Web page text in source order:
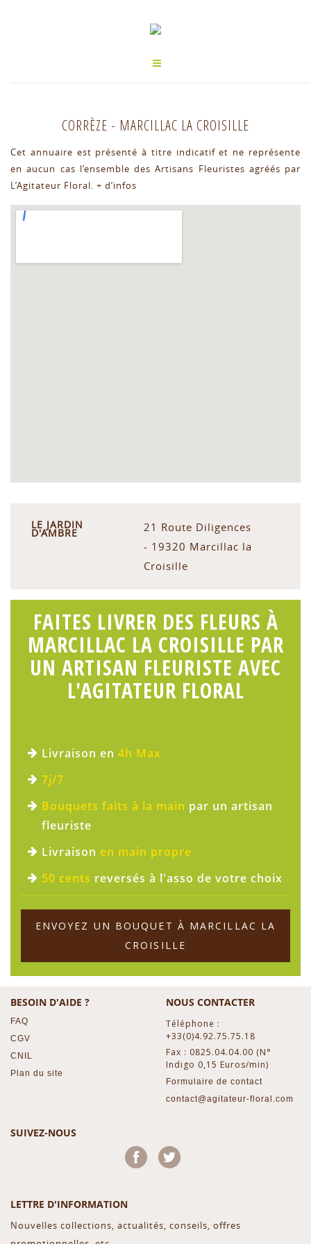
CORRÈZE - MARCILLAC LA CROISILLE
Cet annuaire est présenté à titre indicatif et ne représente
en aucun cas l’ensemble des Artisans Fleuristes agréés par
L’Agitateur Floral. + d’infos
LE JARDIN
D'AMBRE
21 Route Diligences
- 19320 Marcillac la
Croisille
FAITES LIVRER DES FLEURS À
MARCILLAC LA CROISILLE PAR
UN ARTISAN FLEURISTE AVEC
L'AGITATEUR FLORAL
Livraison en 4h Max
7j/7
Bouquets faits à la main par un artisan
fleuriste
Livraison en main propre
50 cents reversés à l'asso de votre choix
ENVOYEZ UN BOUQUET À MARCILLAC LA
CROISILLE
BESOIN D'AIDE ?
FAQ
CGV
CNIL
Plan du site
NOUS CONTACTER
Téléphone :
+33(0)4.92.75.75.18
Fax : 0825.04.04.00 (N°
Indigo 0,15 Euros/min)
Formulaire de contact
contact@agitateur-floral.com
SUIVEZ-NOUS
Facebook
LETTRE D'INFORMATION
Nouvelles collections, actualités, conseils, offres